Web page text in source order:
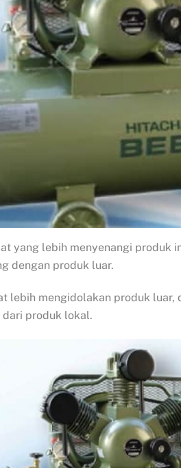
yang lebih menyenangi produk
dengan produk luar.
lebih mengidolakan produk
produk lokal.